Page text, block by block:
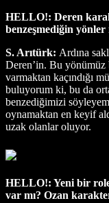
HELLO!: Deren
benzeşmediğin yönler
S. Arıtürk: Ardına
Deren’in. Bu yönümüz
varmaktan kaçındığı
buluyorum ki, bu da
benzediğimizi
oynamaktan en keyif
uzak olanlar oluyor.
HELLO!: Yeni bir
var mı? Ozan